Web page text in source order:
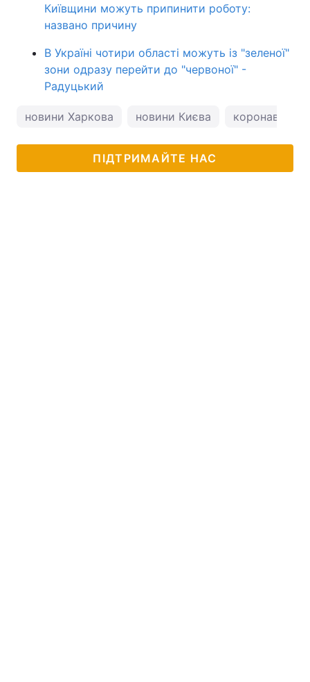
Київщини можуть припинити роботу:
названо причину
В Україні чотири області можуть із "зеленої"
зони одразу перейти до "червоної" -
Радуцький
новини Харкова новини Києва коронавірус
ПІДТРИМАЙТЕ НАС